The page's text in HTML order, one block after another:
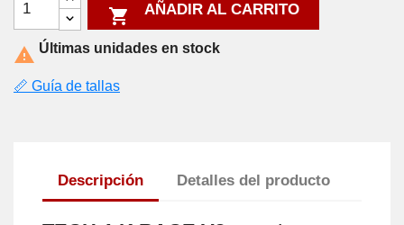
 AÑADIR AL CARRITO
 Últimas unidades en stock
📏 Guía de tallas
Descripción Detalles del producto